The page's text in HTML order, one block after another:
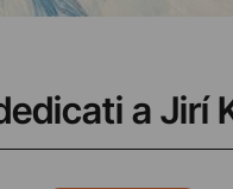
a Jirí